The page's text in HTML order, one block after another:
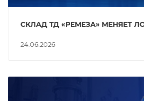
24.06.2026
СКЛАД ТД «РЕМЕЗА» МЕНЯЕТ